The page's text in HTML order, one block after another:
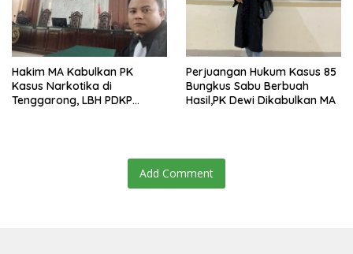
Hakim MA Kabulkan PK
Kasus Narkotika di
Tenggarong, LBH PDKP
Perjuangan Hukum Kasus 85
Bungkus Sabu Berbuah
Hasil,PK Dewi Dikabulkan MA
Add Comment